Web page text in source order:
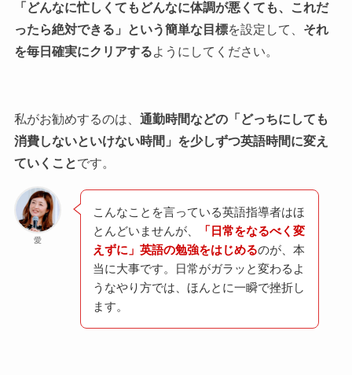
「どんなに忙しくてもどんなに体調が悪くても、これだ
ったら絶対できる」という簡単な目標を設定して、 それ
を毎日確実にクリアするようにしてください。
私がお勧めするのは、 通勤時間などの「どっちにしても
消費しないといけない時間」を少しずつ英語時間に変え
ていくことです。
愛
こんなことを言っている英語指導者はほ
とんどいませんが、
「日常をなるべく変
えずに」英語の勉強をはじめるのが、本
当に大事です。日常がガラッと変わるよ
うなやり方では、ほんとに一瞬で挫折し
ます。